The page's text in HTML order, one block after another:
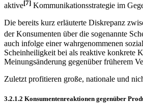
aktive[7] Kommunikationsstrategie im
Die bereits kurz erläuterte Diskrepanz
der Konsumenten über die sogenannte
auch infolge einer wahrgenommenen
Scheinheiligkeit bei als reaktive konkrete
Meinungsänderung gegenüber früherem
Zuletzt profitieren große, nationale und
3.2.1.2 Konsumentenreaktionen gegenüber